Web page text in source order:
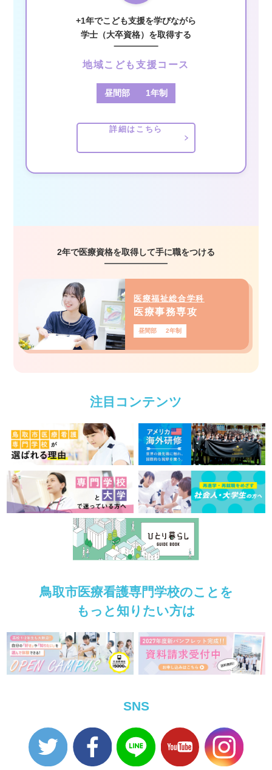
+1年でこども支援を学びながら
学士（大卒資格）を取得する
地域こども支援コース
昼間部 1年制
詳細はこちら
2年で医療資格を取得して手に職をつける
医療福祉総合学科
医療事務専攻
昼間部 2年制
注目コンテンツ
鳥取市医療看護専門学校のことを
もっと知りたい方は
SNS